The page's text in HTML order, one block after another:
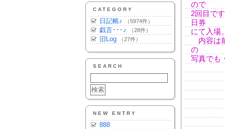
CATEGORY
日記帳♪ （5974件）
戯言･･･♪ （28件）
旧Log （27件）
SEARCH
NEW ENTRY
888
ので
2回目で
日券
にて入場
内容は
の
写真でも